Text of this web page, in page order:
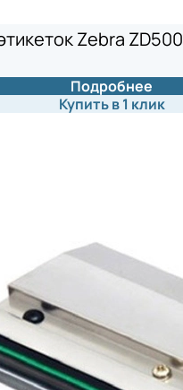
Zebra ZD500
Подробнее
Купить в 1 клик